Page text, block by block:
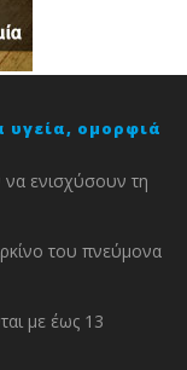
υγεία, ομορφιά
ενισχύσουν τη
του πνεύμονα
με έως 13